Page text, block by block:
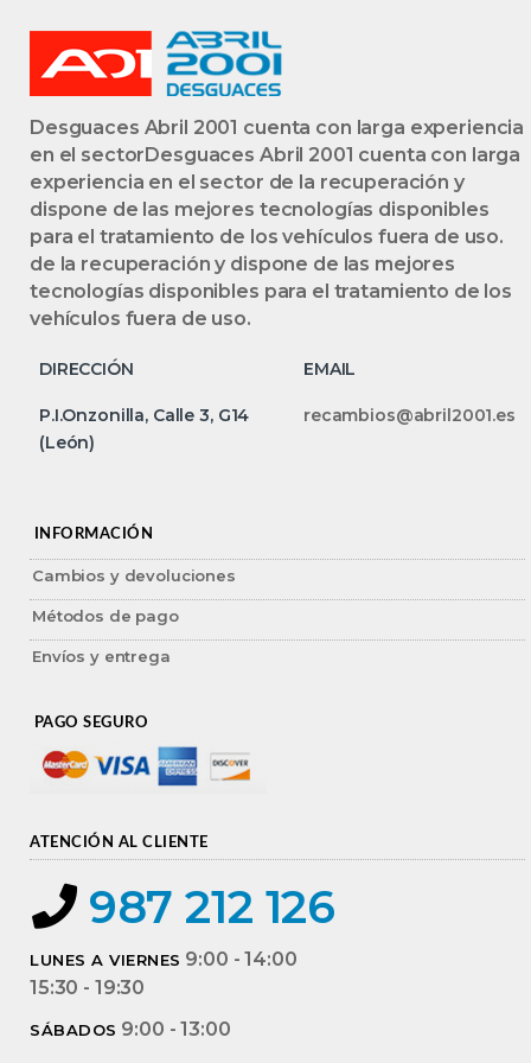
Desguaces Abril 2001 cuenta con larga experiencia
en el sectorDesguaces Abril 2001 cuenta con larga
experiencia en el sector de la recuperación y
dispone de las mejores tecnologías disponibles
para el tratamiento de los vehículos fuera de uso.
de la recuperación y dispone de las mejores
tecnologías disponibles para el tratamiento de los
vehículos fuera de uso.
DIRECCIÓN EMAIL
P.I.Onzonilla, Calle 3, G14
(León)
recambios@abril2001.es
INFORMACIÓN
Cambios y devoluciones
Métodos de pago
Envíos y entrega
PAGO SEGURO
ATENCIÓN AL CLIENTE
987 212 126
LUNES A VIERNES 9:00 - 14:00
15:30 - 19:30
SÁBADOS 9:00 - 13:00